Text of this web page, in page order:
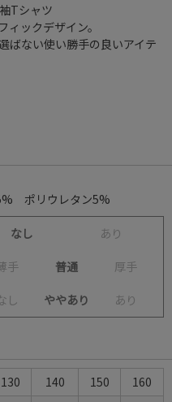
Tシャツ
ックデザイン。
ばない使い勝手の良いアイテ
ポリウレタン5%
なし あ り
手 普通 厚手
し ややあり あ り
130 140 150
160